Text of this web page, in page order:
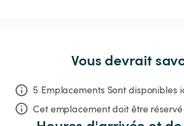
Vous devrait
5 Emplacements Sont disponibles
Cet emplacement doit être réservé